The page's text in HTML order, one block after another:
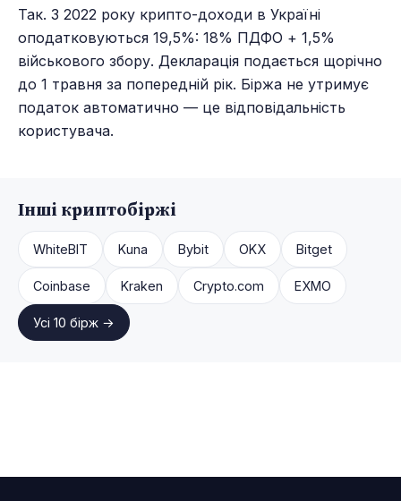
Так. З 2022 року крипто-доходи в Україні
оподатковуються 19,5%: 18% ПДФО + 1,5%
військового збору. Декларація подається щорічно
до 1 травня за попередній рік. Біржа не утримує
податок автоматично — це відповідальність
користувача.
Інші криптобіржі
WhiteBIT Kuna Bybit OKX Bitget
Coinbase Kraken Crypto.com EXMO
Усі 10 бірж →